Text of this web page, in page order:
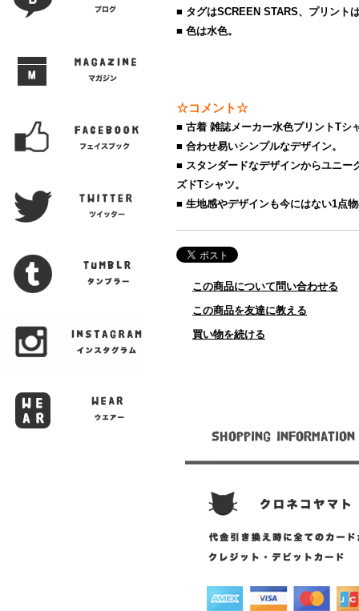
■ タグはSCREEN STARS、プリント
■ 色は水色。
☆コメント☆
■ 古着 雑誌メーカー水色プリントTシ
■ 合わせ易いシンプルなデザイン。
■ スタンダードなデザインからユニー
ズドTシャツ。
■ 生地感やデザインも今にはない1点
この商品について問い合わせる
この商品を友達に教える
買い物を続ける